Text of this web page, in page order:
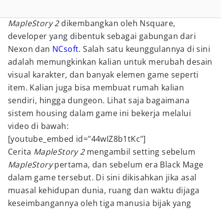
MapleStory 2dikembangkan oleh Nsquare,
developer yang dibentuk sebagai gabungan dari
Nexon dan NCsoft. Salah satu keunggulannya di sini
adalah memungkinkan kalian untuk merubah desain
visual karakter, dan banyak elemen game seperti
item. Kalian juga bisa membuat rumah kalian
sendiri, hingga dungeon. Lihat saja bagaimana
sistem housing dalam game ini bekerja melalui
video di bawah:
[youtube_embed id="44wIZ8b1tKc"]
Cerita MapleStory 2mengambil setting sebelum
MapleStorypertama, dan sebelum era Black Mage
dalam game tersebut. Di sini dikisahkan jika asal
muasal kehidupan dunia, ruang dan waktu dijaga
keseimbangannya oleh tiga manusia bijak yang